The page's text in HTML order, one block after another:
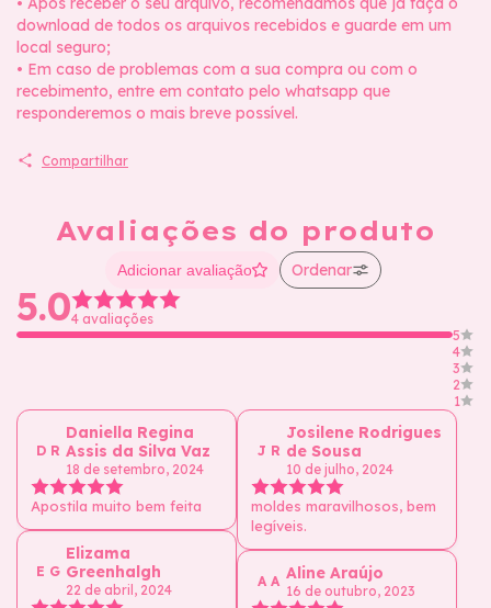
download de todos os arquivos recebidos e guarde em um
local seguro;
• Em caso de problemas com a sua compra ou com o
recebimento, entre em contato pelo whatsapp que
responderemos o mais breve possível.
Compartilhar
Avaliações do produto
Adicionar avaliação Ordenar
5.04 avaliações
5
4
3
2
1
D R
Daniella Regina
Assis da Silva Vaz
18 de setembro, 2024
Apostila muito bem feita
E G
Elizama
Greenhalgh
22 de abril, 2024
J R
Josilene Rodrigues
de Sousa
10 de julho, 2024
moldes maravilhosos, bem
legíveis.
A A Aline Araújo
16 de outubro, 2023